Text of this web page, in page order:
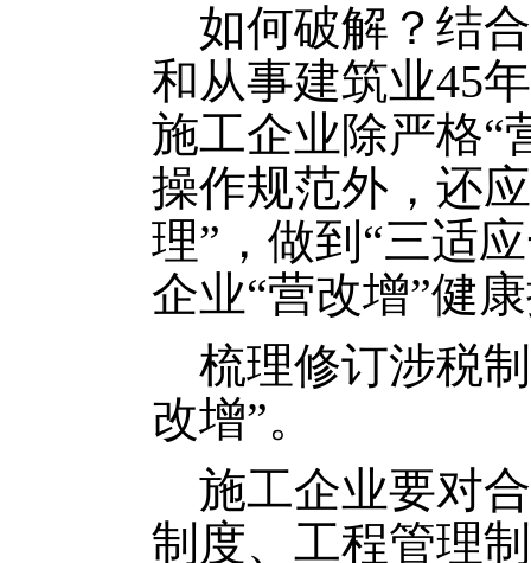
如何破解？结
和从事建筑业45
施工企业除严格“
操作规范外，还
理”，做到“三适
企业“营改增”健
梳理修订涉税
改增”。
施工企业要对
制度、工程管理